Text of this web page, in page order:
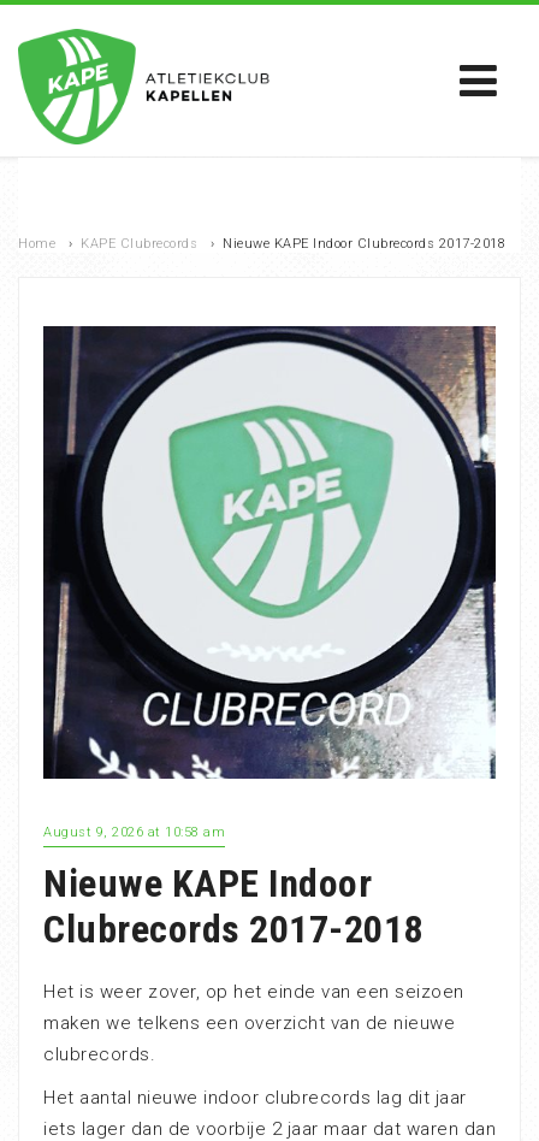
Home › KAPE Clubrecords › Nieuwe KAPE Indoor Clubrecords 2017-2018
August 9, 2026 at 10:58 am
Nieuwe KAPE Indoor
Clubrecords 2017-2018
Het is weer zover, op het einde van een seizoen
maken we telkens een overzicht van de nieuwe
clubrecords.
Het aantal nieuwe indoor clubrecords lag dit jaar
iets lager dan de voorbije 2 jaar maar dat waren dan